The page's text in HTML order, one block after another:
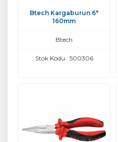
Btech Kargaburun 6"
160mm
Btech
Stok Kodu : 500306